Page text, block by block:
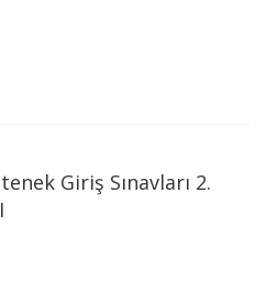
Giriş Sınavları 2.